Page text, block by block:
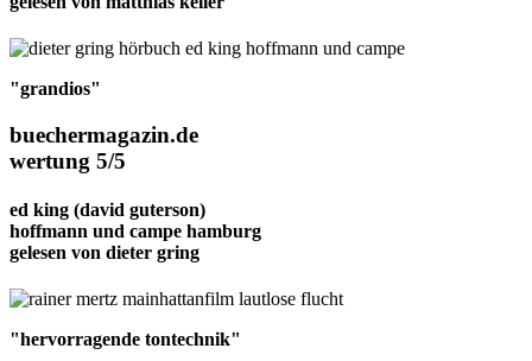
"grandios"
buechermagazin.de
wertung 5/5
ed king (david guterson)
hoffmann und campe hamburg
gelesen von dieter gring
"hervorragende tontechnik"